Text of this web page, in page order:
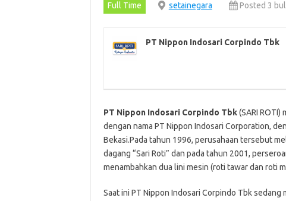
Full Time setainegara Posted 3
PT Nippon Indosari Corpindo Tbk
PT Nippon Indosari Corpindo Tbk(SARI ROTI)
dengan nama PT Nippon Indosari Corporation,
Bekasi.Pada tahun 1996, perusahaan tersebut
dagang “Sari Roti” dan pada tahun 2001,
menambahkan dua lini mesin (roti tawar dan roti
Saat ini PT Nippon Indosari Corpindo Tbk